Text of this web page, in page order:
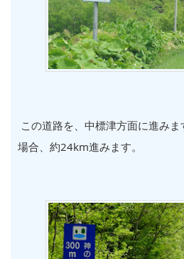
この道路を、中標津方面に進み
場合、約24km進みます。